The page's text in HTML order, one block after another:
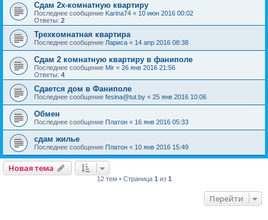
Сдам 2х-комнатную квартиру
Последнее сообщение Karina74 « 10 июн 2016 00:02
Ответы: 2
Трехкомнатная квартира
Последнее сообщение Лариса « 14 апр 2016 08:38
Сдам 2 комнатную квартиру в фаниполе
Последнее сообщение Mir « 26 янв 2016 21:56
Ответы: 4
Сдается дом в Фаниполе
Последнее сообщение fesina@tut.by « 25 янв 2016 10:06
Обмен
Последнее сообщение Платон « 16 янв 2016 05:33
сдам жилье
Последнее сообщение Платон « 10 янв 2016 15:49
Новая тема
12 тем • Страница 1 из 1
Перейти